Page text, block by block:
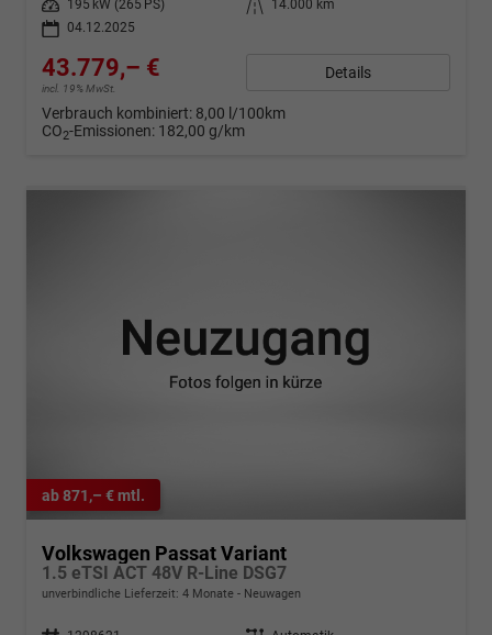
Leistung
195 kW (265 PS) Kilometerstand
14.000 km
04.12.2025
43.779,– €
incl. 19% MwSt.
Details
Verbrauch kombiniert: 8,00 l/100km
CO2-Emissionen: 182,00 g/km
ab 871,– € mtl.
Volkswagen Passat Variant
1.5 eTSI ACT 48V R-Line DSG7
unverbindliche Lieferzeit: 4 Monate Neuwagen